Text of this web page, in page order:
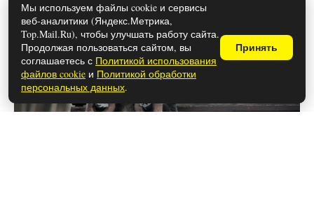
Мы используем файлы cookie и сервисы
веб-аналитики (Яндекс.Метрика,
Top.Mail.Ru), чтобы улучшать работу сайта.
Продолжая пользоваться сайтом, вы
соглашаетесь с Политикой использования
файлов cookie и Политикой обработки
персональных данных.
Принять